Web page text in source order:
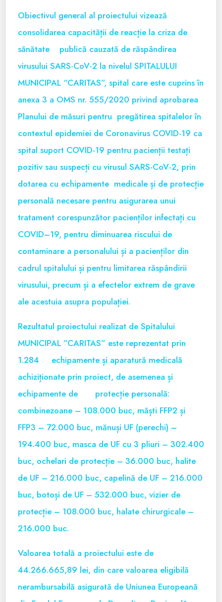
Obiectivul general al proiectului vizează
consolidarea capacității de reacție la criza de
sănătate publică cauzată de răspândirea
virusului SARS-CoV-2 la nivelul SPITALULUI
MUNICIPAL “CARITAS”, spital care este cuprins în
anexa 3 a OMS nr. 555/2020 privind aprobarea
Planului de măsuri pentru pregătirea spitalelor în
contextul epidemiei de Coronavirus COVID-19 ca
spital suport COVID-19 pentru pacienții testați
pozitiv sau suspecți cu virusul SARS-CoV-2, prin
dotarea cu echipamente medicale și de protecție
personală necesare pentru asigurarea unui
tratament corespunzător pacienților infectați cu
COVID–19, pentru diminuarea riscului de
contaminare a personalului și a pacienților din
cadrul spitalului și pentru limitarea răspândirii
virusului, precum și a efectelor extrem de grave
ale acestuia asupra populației.
Rezultatul proiectului realizat de Spitalului
MUNICIPAL ”CARITAS” este reprezentat prin
1.284 echipamente și aparatură medicală
achiziționate prin proiect, de asemenea și
echipamente de protecție personală:
combinezoane – 108.000 buc, măști FFP2 și
FFP3 – 72.000 buc, mănuși UF (perechi) –
194.400 buc, masca de UF cu 3 pliuri – 302.400
buc, ochelari de protecție – 36.000 buc, halite
de UF – 216.000 buc, capelină de UF – 216.000
buc, botoși de UF – 532.000 buc, vizier de
protecție – 108.000 buc, halate chirurgicale –
216.000 buc.
Valoarea totală a proiectului este de
44.266.665,89 lei, din care valoarea eligibilă
nerambursabilă asigurată de Uniunea Europeană